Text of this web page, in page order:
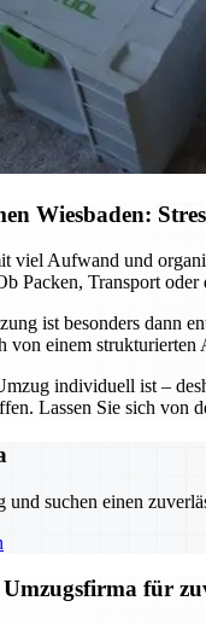
Wiesbaden:
viel Aufwand und
Packen, Transport
ist besonders dann
von einem
individuell ist –
Lassen Sie sich von
und suchen einen
für